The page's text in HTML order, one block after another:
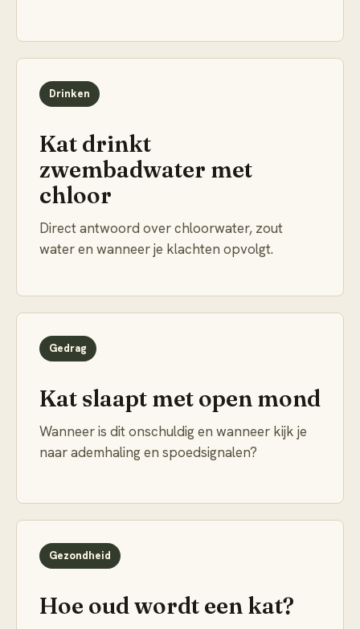
Drinken
Kat drinkt
zwembadwater met
chloor
Direct antwoord over chloorwater, zout
water en wanneer je klachten opvolgt.
Gedrag
Kat slaapt met open mond
Wanneer is dit onschuldig en wanneer kijk je
naar ademhaling en spoedsignalen?
Gezondheid
Hoe oud wordt een kat?